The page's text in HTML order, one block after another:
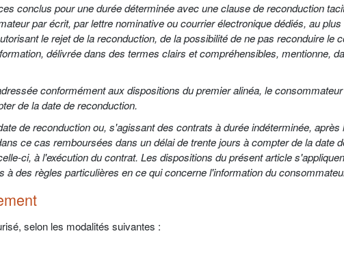
conclus pour une durée déterminée avec une clause de reconduction
par écrit, par lettre nominative ou courrier électronique dédiés, au
le rejet de la reconduction, de la possibilité de ne pas reconduire le
délivrée dans des termes clairs et compréhensibles, mentionne,
conformément aux dispositions du premier alinéa, le
de la date de reconduction.
de reconduction ou, s'agissant des contrats à durée indéterminée,
ce cas remboursées dans un délai de trente jours à compter de la date
ci, à l'exécution du contrat. Les dispositions du présent article
des règles particulières en ce qui concerne l'information du
selon les modalités suivantes :